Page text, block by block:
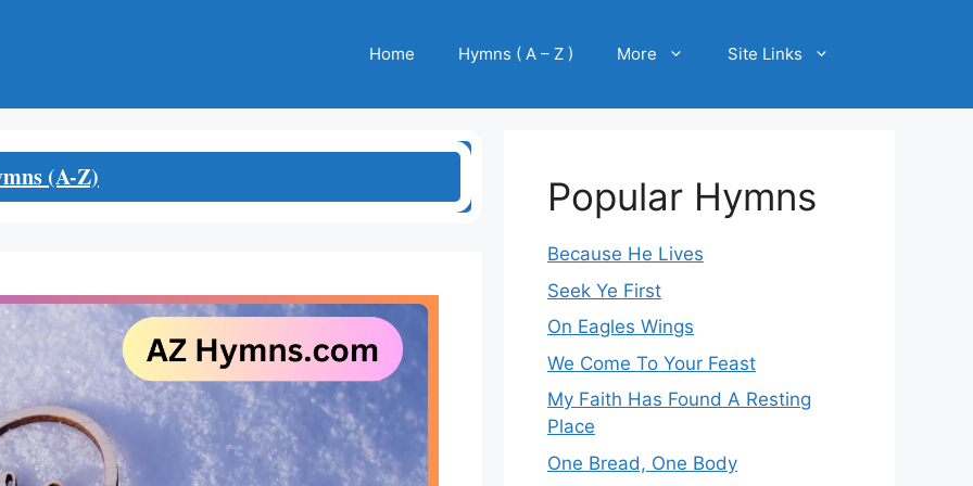
Home Hymns ( A – Z ) More Site Links
(A-Z) Popular Hymns
Because He Lives
Seek Ye First
On Eagles Wings
We Come To Your Feast
My Faith Has Found A Resting
Place
One Bread, One Body